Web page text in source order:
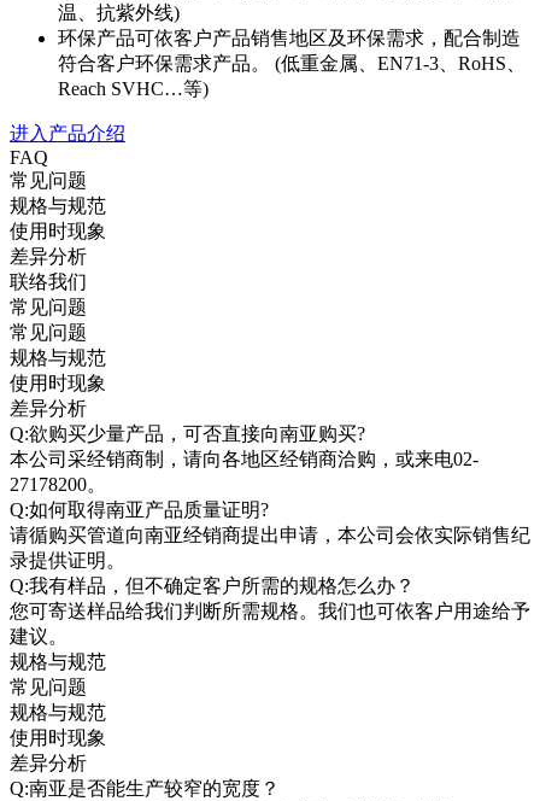
温、抗紫外线)
环保产品可依客户产品销售地区及环保需求，配合制造
符合客户环保需求产品。 (低重金属、EN71-3、RoHS、
Reach SVHC…等)
进入产品介绍
FAQ
常见问题
规格与规范
使用时现象
差异分析
联络我们
常见问题
常见问题
规格与规范
使用时现象
差异分析
Q:欲购买少量产品，可否直接向南亚购买?
本公司采经销商制，请向各地区经销商洽购，或来电02-
27178200。
Q:如何取得南亚产品质量证明?
请循购买管道向南亚经销商提出申请，本公司会依实际销售纪
录提供证明。
Q:我有样品，但不确定客户所需的规格怎么办？
您可寄送样品给我们判断所需规格。我们也可依客户用途给予
建议。
规格与规范
常见问题
规格与规范
使用时现象
差异分析
Q:南亚是否能生产较窄的宽度？